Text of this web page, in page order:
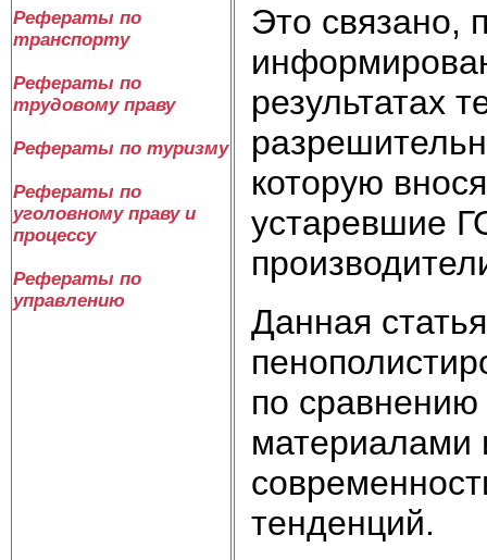
Рефераты по
транспорту
Рефераты по
трудовому праву
Рефераты по туризму
Рефераты по
уголовному праву и
процессу
Рефераты по
управлению
Это связано,
результатах
которую
устаревшие
Данная
по
материалами
тенденций.